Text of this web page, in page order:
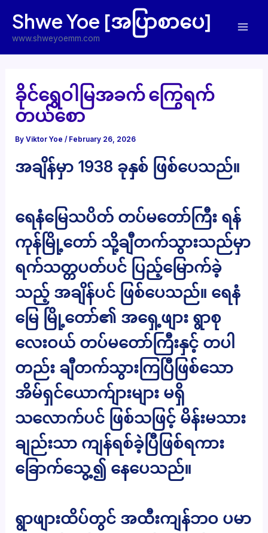
content
Shwe Yoe [အပြာစာပေ]
www.shweyoemm.com
ခိုင်ရွှေဝါမြအခက် ကြွေရက်
တယ်စော
ByViktor Yoe/ February 26, 2026
အချိန်မှာ 1938 ခုနှစ် ဖြစ်ပေသည်။
ရေနံမြေသပိတ် တပ်မတော်ကြီး ရန်
ကုန်မြို့တော် သို့ချီတက်သွားသည်မှာ
ရက်သတ္တပတ်ပင် ပြည့်မြောက်ခဲ့
သည့် အချိန်ပင် ဖြစ်ပေသည်။ ရေနံ
မြေ မြို့တော်၏ အရှေ့ဖျား ရွာစု
လေးဝယ် တပ်မတော်ကြီးနှင့် တပါ
တည်း ချီတက်သွားကြပြီဖြစ်သော
အိမ်ရှင်ယောက်ျားများ မရှိ
သလောက်ပင် ဖြစ်သဖြင့် မိန်းမသား
ချည်းသာ ကျန်ရစ်ခဲ့ပြီဖြစ်ရကား
ခြောက်သွေ့၍ နေပေသည်။
ရွာဖျားထိပ်တွင် အထီးကျန်ဘဝ ပမာ